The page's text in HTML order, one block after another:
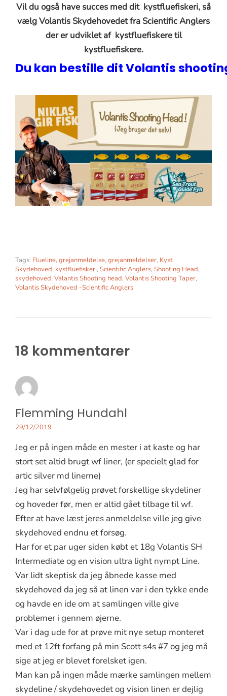
Vil du også have succes med dit kystfluefiskeri, så
vælg Volantis Skydehovedet fra Scientific Anglers
der er udviklet af kystfluefiskere til
kystfluefiskere.
Du kan bestille dit Volantis
Tags: Flueline, grejanmeldelse, grejanmeldelser, Kyst
Skydehoved, kystfluefiskeri, Scientific Anglers, Shooting Head,
skydehoved, Valantis Shooting head, Volantis Shooting Taper,
Volantis Skydehoved -Scientific Anglers
18 kommentarer
Flemming Hundahl
29/12/2019
Jeg er på ingen måde en mester i at kaste og har
stort set altid brugt wf liner, (er specielt glad for
artic silver md linerne)
Jeg har selvfølgelig prøvet forskellige skydeliner
og hoveder før, men er altid gået tilbage til wf.
Efter at have læst jeres anmeldelse ville jeg give
skydehoved endnu et forsøg.
Har for et par uger siden købt et 18g Volantis SH
Intermediate og en vision ultra light nympt Line.
Var lidt skeptisk da jeg åbnede kasse med
skydehoved da jeg så at linen var i den tykke ende
og havde en ide om at samlingen ville give
problemer i gennem øjerne.
Var i dag ude for at prøve mit nye setup monteret
med et 12ft forfang på min Scott s4s #7 og jeg må
sige at jeg er blevet forelsket igen.
Man kan på ingen måde mærke samlingen mellem
skydeline / skydehovedet og vision linen er dejlig